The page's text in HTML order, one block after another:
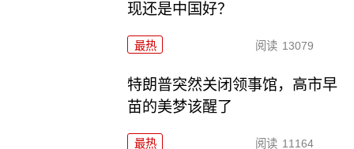
现还是中国好？
最热 阅读 13079
特朗普突然关闭领事馆，高市早
苗的美梦该醒了
最热 阅读 11164